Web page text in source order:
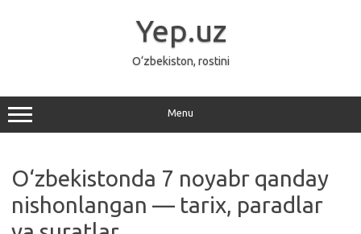
Yep.uz
O‘zbekiston, rostini
Menu
O‘zbekistonda 7 noyabr qanday
nishonlangan — tarix, paradlar